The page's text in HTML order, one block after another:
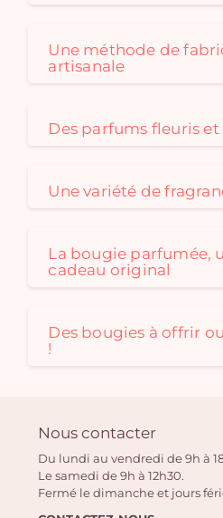
Une méthode de
artisanale
Des parfums fleuris et
Une variété de
La bougie parfumée,
cadeau original
Des bougies à offrir
!
Nous contacter
Du lundi au vendredi de 9h à
Le samedi de 9h à 12h30.
Fermé le dimanche et jours